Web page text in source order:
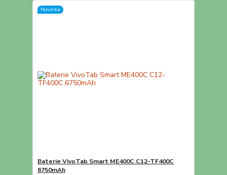
Novinka
Baterie VivoTab Smart ME400C C12-TF400C
6750mAh